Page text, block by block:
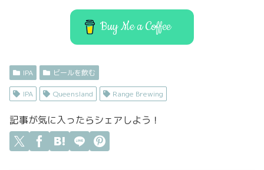
n
Buy Me a Coffee
IPA ビールを飲む
IPA Queensland Range Brewing
記事が気に入ったらシェアしよう！